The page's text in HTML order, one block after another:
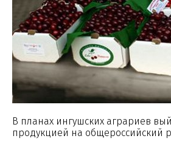
В планах ингушских аграриев
продукцией на общероссийский